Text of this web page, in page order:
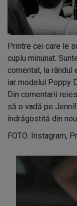
Printre cei care le
cuplu minunat.
comentat, la rândul
iar modelul Poppy
Din comentarii
să o vadă pe
îndrăgostită din
FOTO: Instagram,